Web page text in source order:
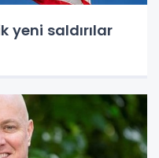
yeni saldırılar